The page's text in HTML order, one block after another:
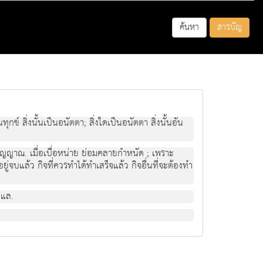
ค้นหา สารบัญ
กข์ สิ่งนั้นเป็นอนัตตา; สิ่งใดเป็นอนัตตา สิ่งนั้นอัน
าณ. เมื่อเบื่อหน่าย ย่อมคลายกำหนัด ; เพราะ
บแล้ว กิจที่ควรทำได้ทำเสร็จแล้ว กิจอื่นที่จะต้องทำ
แล.